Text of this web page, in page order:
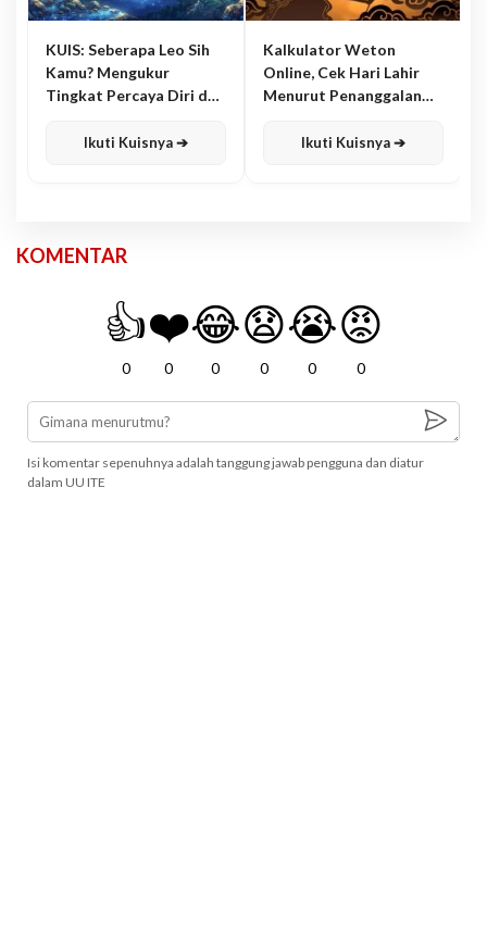
KUIS: Seberapa Leo Sih
Kamu? Mengukur
Tingkat Percaya Diri dan
Ikuti Kuisnya ➔
Kalkulator Weton
Online, Cek Hari Lahir
Menurut Penanggalan
Ikuti Kuisnya ➔
KOMENTAR
👍
0
❤️
0
😂
0
😧
0
😭
0
😡
0
Isi komentar sepenuhnya adalah tanggung jawab pengguna dan diatur
dalam UU ITE